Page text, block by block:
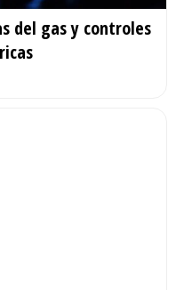
del gas y controles